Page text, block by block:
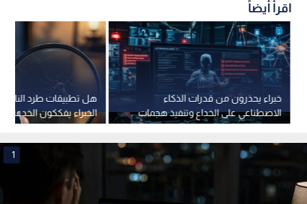
اقرأ أيضاً
هل تطبيقات طرد
الخبراء يفككون الخدعة
خبراء يحذرون من قدرات الذكاء
الاصطناعي على الخداع وتنفيذ هجمات
إلكترونية
1